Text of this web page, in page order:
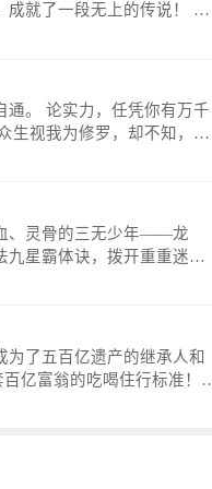
就了一段无上的传说！ 微
：
有万千
、灵骨的三无少年——龙
九星霸体诀，拨开重重迷
师,或者搜索：pingfanmosh
为了五百亿遗产的继承人和